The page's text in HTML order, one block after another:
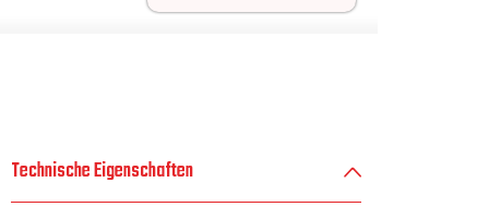
Technische Eigenschaften